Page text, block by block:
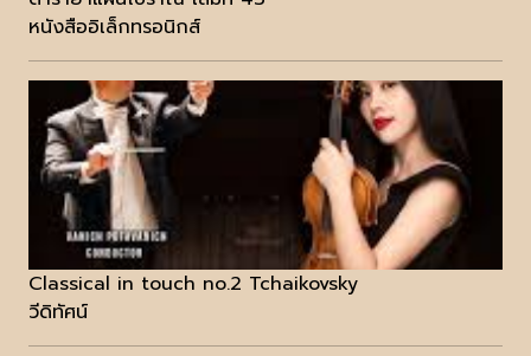
หนังสืออิเล็กทรอนิกส์
Classical in touch no.2 Tchaikovsky
วีดิทัศน์